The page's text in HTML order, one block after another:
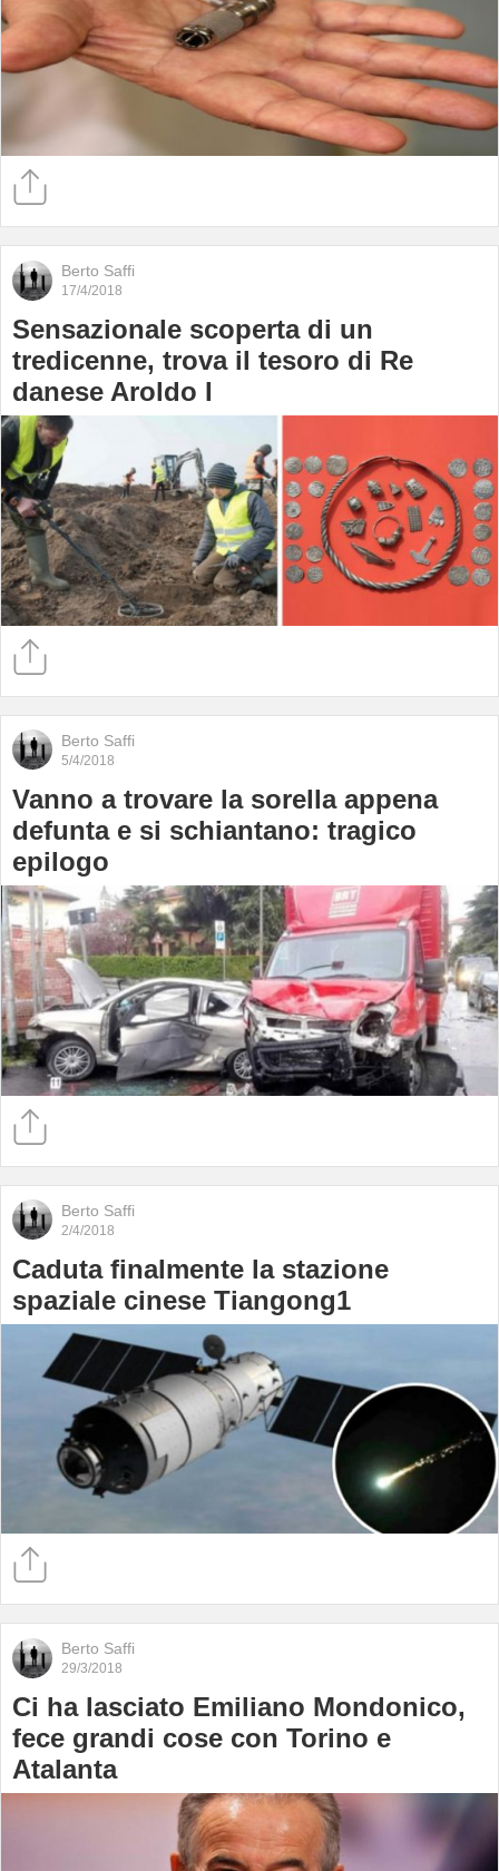
Berto Saffi
17/4/2018
Sensazionale scoperta di un
tredicenne, trova il tesoro di Re
danese Aroldo I
Berto Saffi
5/4/2018
Vanno a trovare la sorella appena
defunta e si schiantano: tragico
epilogo
Berto Saffi
2/4/2018
Caduta finalmente la stazione
spaziale cinese Tiangong1
Berto Saffi
29/3/2018
Ci ha lasciato Emiliano Mondonico,
fece grandi cose con Torino e
Atalanta